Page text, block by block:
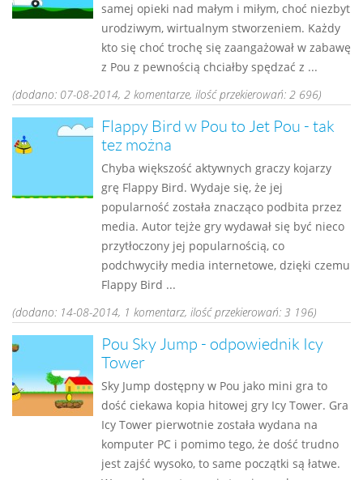
samej opieki nad małym i miłym, choć niezbyt
urodziwym, wirtualnym stworzeniem. Każdy
kto się choć trochę się zaangażował w zabawę
z Pou z pewnością chciałby spędzać z ...
(dodano: 07-08-2014, 2 komentarze, ilość przekierowań: 2 696)
Flappy Bird w Pou to Jet Pou - tak
tez można
Chyba większość aktywnych graczy kojarzy
grę Flappy Bird. Wydaje się, że jej
popularność została znacząco podbita przez
media. Autor tejże gry wydawał się być nieco
przytłoczony jej popularnością, co
podchwyciły media internetowe, dzięki czemu
Flappy Bird ...
(dodano: 14-08-2014, 1 komentarz, ilość przekierowań: 3 196)
Pou Sky Jump - odpowiednik Icy
Tower
Sky Jump dostępny w Pou jako mini gra to
dość ciekawa kopia hitowej gry Icy Tower. Gra
Icy Tower pierwotnie została wydana na
komputer PC i pomimo tego, że dość trudno
jest zajść wysoko, to same początki są łatwe.